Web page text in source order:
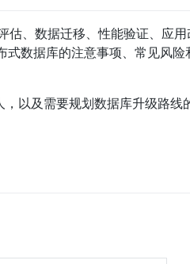
估、数据迁移、性能验证、应用
数据库的注意事项、常见风险
以及需要规划数据库升级路线